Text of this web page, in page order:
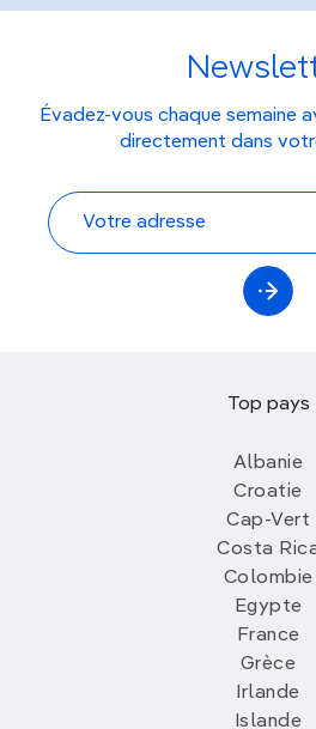
Évadez-vous chaque semaine
directement dans
Top pays
Albanie
Croatie
Cap-Vert
Costa
Colombie
Egypte
France
Grèce
Irlande
Islande